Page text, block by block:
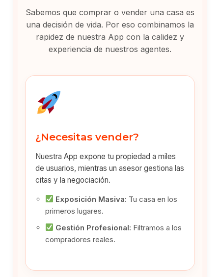
Sabemos que comprar o vender una casa es
una decisión de vida. Por eso combinamos la
rapidez de nuestra App con la calidez y
experiencia de nuestros agentes.
¿Necesitas vender?
Nuestra App expone tu propiedad a miles
de usuarios, mientras un asesor gestiona las
citas y la negociación.
Exposición Masiva: Tu casa en los
primeros lugares.
Gestión Profesional: Filtramos a los
compradores reales.